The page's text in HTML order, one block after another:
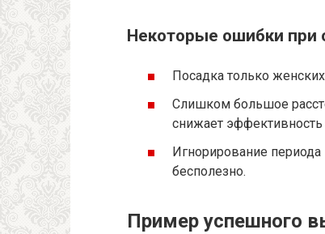
Некоторые ошибки при
Посадка только
Слишком большое
снижает
Игнорирование
бесполезно.
Пример успешного